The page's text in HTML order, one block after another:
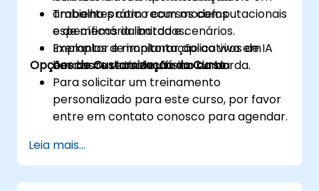
ambientes com recursos computacionais
e de memória limitados.
Implantar e monitorar aplicativos de IA
em casos reais de uso na borda.
Trabalho prático com modelos
específicos da borda e cenários.
Exemplos de implantação ao vivo em
hardware virtual ou físico da borda.
Opções de Customização do Curso
Para solicitar um treinamento
personalizado para este curso, por favor
entre em contato conosco para agendar.
Leia mais...